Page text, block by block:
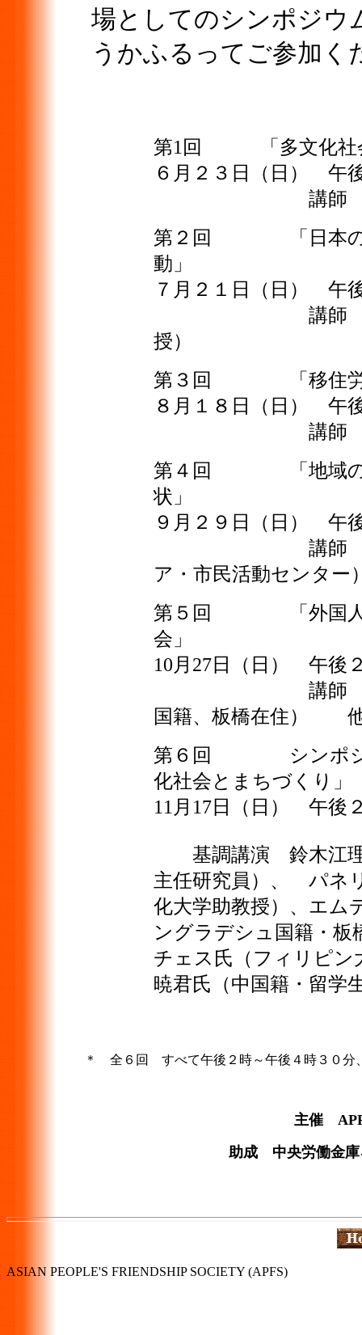
場としてのシンポジウ
うかふるってご参加く
第1回 「多文
６月２３日（日） 午
講師 渡戸一郎
第２回 「日本の少
動」
７月２１日（日） 午
講師 依光正哲
授）
第３回 「移住
８月１８日（日） 午
講師 藤井俊道
第４回 「地域の国
状」
９月２９日（日） 午
講師 安藤雄太
ア・市民活動センター
第５回 「外国人住
会」
10月27日（日） 午後
講師 日影ミャ
国籍、板橋在住）
第６回 シンポジ
化社会とまちづくり」
11月17日（日） 午後
基調講演 鈴木江理
主任研究員）、 パネ
化大学助教授）、エ
ングラデシュ国籍・板
チェス氏（フィリピ
暁君氏（中国籍・
＊ 全６回 すべて午後２時～午後４時３０分
主催
助成 中央労働金庫
ASIAN PEOPLE'S FRIENDSHIP SOCIETY (APFS)